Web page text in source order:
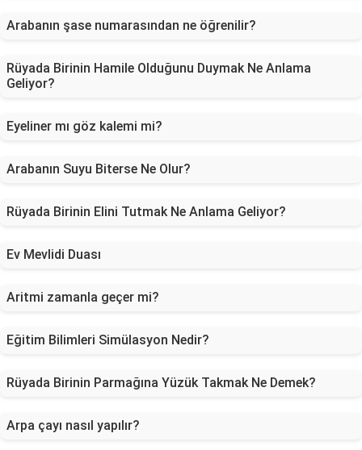
Arabanın şase numarasından ne öğrenilir?
Rüyada Birinin Hamile Olduğunu Duymak Ne Anlama
Geliyor?
Eyeliner mı göz kalemi mi?
Arabanın Suyu Biterse Ne Olur?
Rüyada Birinin Elini Tutmak Ne Anlama Geliyor?
Ev Mevlidi Duası
Aritmi zamanla geçer mi?
Eğitim Bilimleri Simülasyon Nedir?
Rüyada Birinin Parmağına Yüzük Takmak Ne Demek?
Arpa çayı nasıl yapılır?